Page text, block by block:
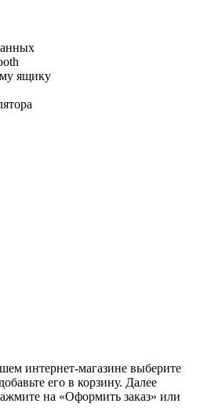
ящику
интернет-магазине выберите
его в корзину. Далее
на «Оформить заказ» или